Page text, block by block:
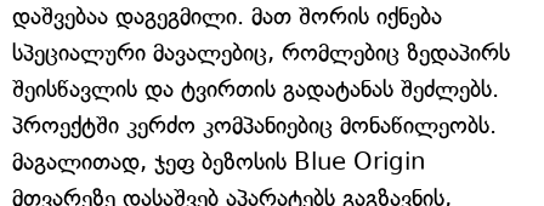
დაშვებაა დაგეგმილი. მათ შორის იქნება
სპეციალური მავალებიც, რომლებიც ზედაპირს
შეისწავლის და ტვირთის გადატანას შეძლებს.
პროექტში კერძო კომპანიებიც მონაწილეობს.
მაგალითად, ჯეფ ბეზოსის Blue Origin
მთვარეზე დასაშვებ აპარატებს გაგზავნის,